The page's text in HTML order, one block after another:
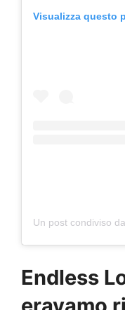
Visualizza questo
Endless